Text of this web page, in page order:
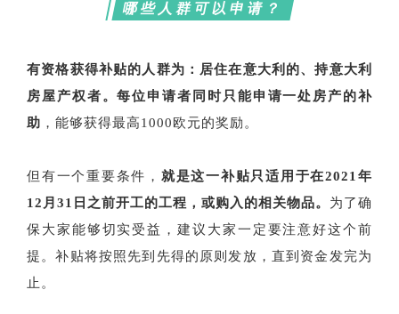
哪些人群可以申请？
有资格获得补贴的人群为：居住在意大利的、持意大利
房屋产权者。每位申请者同时只能申请一处房产的补
助 ，能够获得最高1000欧元的奖励。
但有一个重要条件， 就是这一补贴只适用于在2021年
12月31日之前开工的工程，或购入的相关物品。 为了确
保大家能够切实受益，建议大家一定要注意好这个前
提。补贴将按照先到先得的原则发放，直到资金发完为
止。